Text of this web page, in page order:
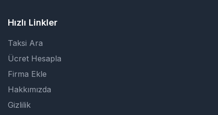
Hızlı Linkler
Taksi Ara
Ücret Hesapla
Firma Ekle
Hakkımızda
Gizlilik